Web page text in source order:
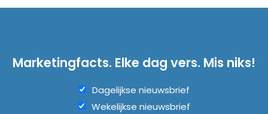
Marketingfacts. Elke dag vers. Mis niks!
Dagelijkse nieuwsbrief
Wekelijkse nieuwsbrief